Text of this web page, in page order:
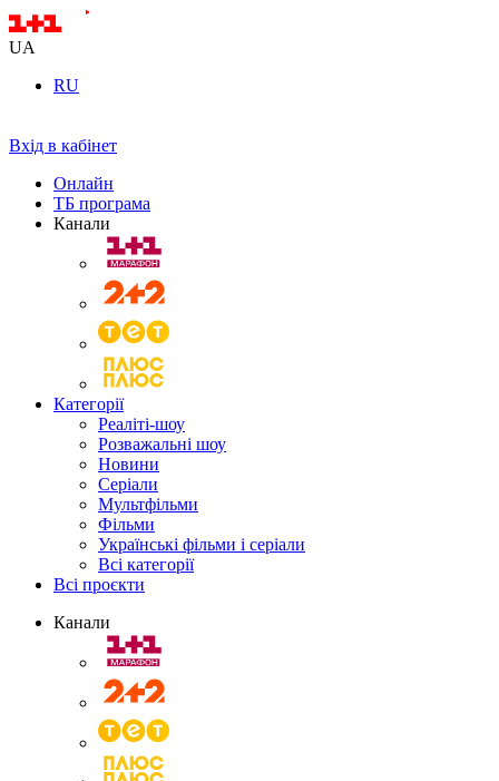
UA
RU
Вхід в кабінет
Онлайн
ТБ програма
Канали
Категорії
Реаліті-шоу
Розважальні шоу
Новини
Серіали
Мультфільми
Фільми
Українські фільми і серіали
Всі категорії
Всі проєкти
Канали